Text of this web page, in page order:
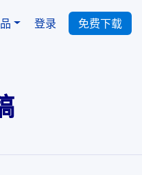
登录 免费下载